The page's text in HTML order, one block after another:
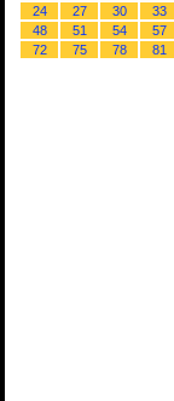
24
27 30 33
48
51 54 57
72
75 78 81